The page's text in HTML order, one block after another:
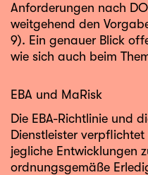
Anforderungen nach
weitgehend den
9). Ein genauer Blick
wie sich auch beim
EBA und MaRisk
Die EBA-Richtlinie und
Dienstleister
jegliche Entwicklungen
ordnungsgemäße